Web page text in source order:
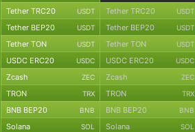
Tether TRC20 USDT Tether TRC20 USDT
Tether BEP20 USDT Tether BEP20 USDT
Tether TON USDT Tether TON USDT
USDC ERC20 USDC USDC ERC20 USDC
Zcash ZEC Zcash ZEC
TRON TRX TRON TRX
BNB BEP20 BNB BNB BEP20 BNB
Solana SOL Solana SOL